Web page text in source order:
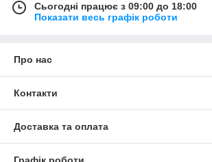
Сьогодні працює з 09:00 до 18:00
Показати весь графік роботи
Про нас
Контакти
Доставка та оплата